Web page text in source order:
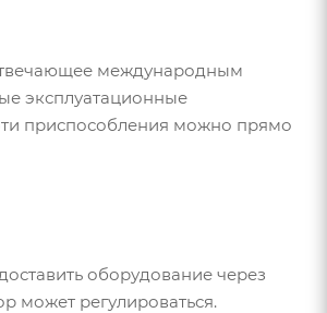
международным
эксплуатационные
приспособления можно прямо
оборудование через
может регулироваться.